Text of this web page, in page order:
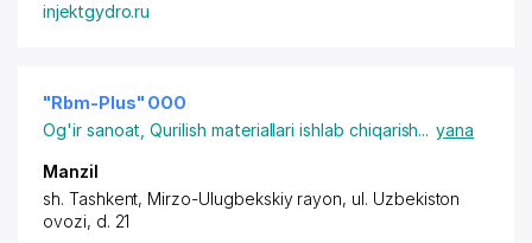
injektgydro.ru
"Rbm-Plus" ООО
Og'ir sanoat ,Qurilish materiallari ishlab chiqarish... yana
Manzil
sh. Tashkent, Mirzo-Ulugbekskiy rayon, ul. Uzbekiston
ovozi, d. 21